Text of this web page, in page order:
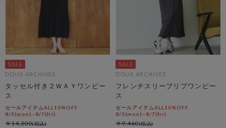
DOUX ARCHIVES
タッセル付き２ＷＡＹワンピー
ス
セールアイテムALL10%OFF
8/3(mon)~8/7(fri)
￥14,300
DOUX ARCHIVES
フレンチスリーブリブワンピー
ス
セールアイテムALL10%OFF
8/3(mon)~8/7(fri)
￥9,460